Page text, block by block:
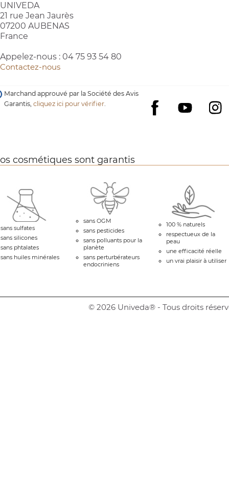
UNIVEDA
21 rue Jean Jaurès
07200 AUBENAS
France
Appelez-nous : 04 75 93 54 80
Contactez-nous
Facebook
YouTube
Marchand approuvé par la Société des Avis
Garantis,cliquez ici pour vérifier.
cosmétiques sont garantis
sans sulfates
sans silicones
sans phtalates
sans huiles minérales
sans OGM
sans pesticides
sans polluants pour la
planète
sans perturbérateurs
endocriniens
100 % naturels
respectueux de la
peau
une efficacité réelle
un vrai plaisir à utiliser
© 2026 Univeda® - Tous droits